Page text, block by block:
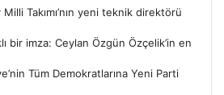
Takımı’nın yeni teknik direktörü
bir imza: Ceylan Özgün Özçelik’in en
Tüm Demokratlarına Yeni Parti